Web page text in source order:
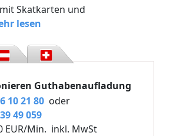
Skatkarten und
lesen
Guthabenaufladung
10 21 80 oder
49 059
EUR/Min. inkl. MwSt